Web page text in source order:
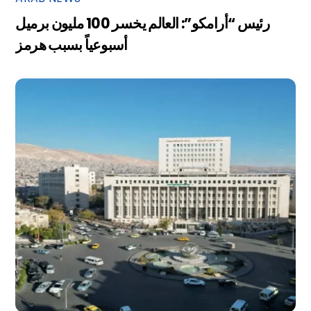
رئيس “أرامكو”: العالم يخسر 100 مليون برميل
أسبوعياً بسبب هرمز